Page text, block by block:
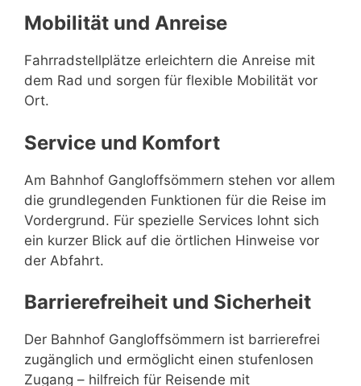
Mobilität und Anreise
Fahrradstellplätze erleichtern die Anreise mit
dem Rad und sorgen für flexible Mobilität vor
Ort.
Service und Komfort
Am Bahnhof Gangloffsömmern stehen vor allem
die grundlegenden Funktionen für die Reise im
Vordergrund. Für spezielle Services lohnt sich
ein kurzer Blick auf die örtlichen Hinweise vor
der Abfahrt.
Barrierefreiheit und Sicherheit
Der Bahnhof Gangloffsömmern ist barrierefrei
zugänglich und ermöglicht einen stufenlosen
Zugang – hilfreich für Reisende mit